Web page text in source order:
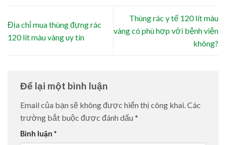
Địa chỉ mua thùng đựng rác
120 lít màu vàng uy tín
Thùng rác y tế 120 lít màu
vàng có phù hợp với bệnh viện
không?
Để lại một bình luận
Email của bạn sẽ không được hiển thị công khai.Các
trường bắt buộc được đánh dấu *
Bình luận *